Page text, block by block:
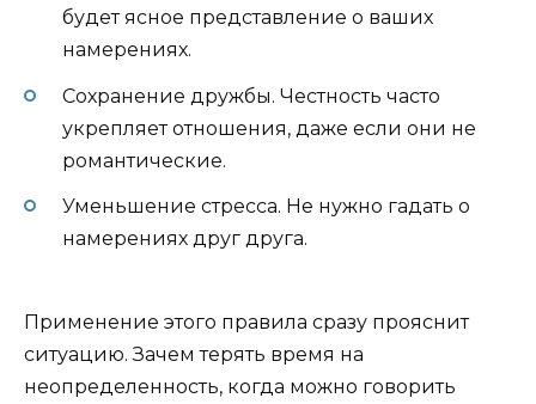
будет ясное представление о ваших
намерениях.
Сохранение дружбы. Честность часто
укрепляет отношения, даже если они не
романтические.
Уменьшение стресса. Не нужно гадать о
намерениях друг друга.
Применение этого правила сразу прояснит
ситуацию. Зачем терять время на
неопределенность, когда можно говорить